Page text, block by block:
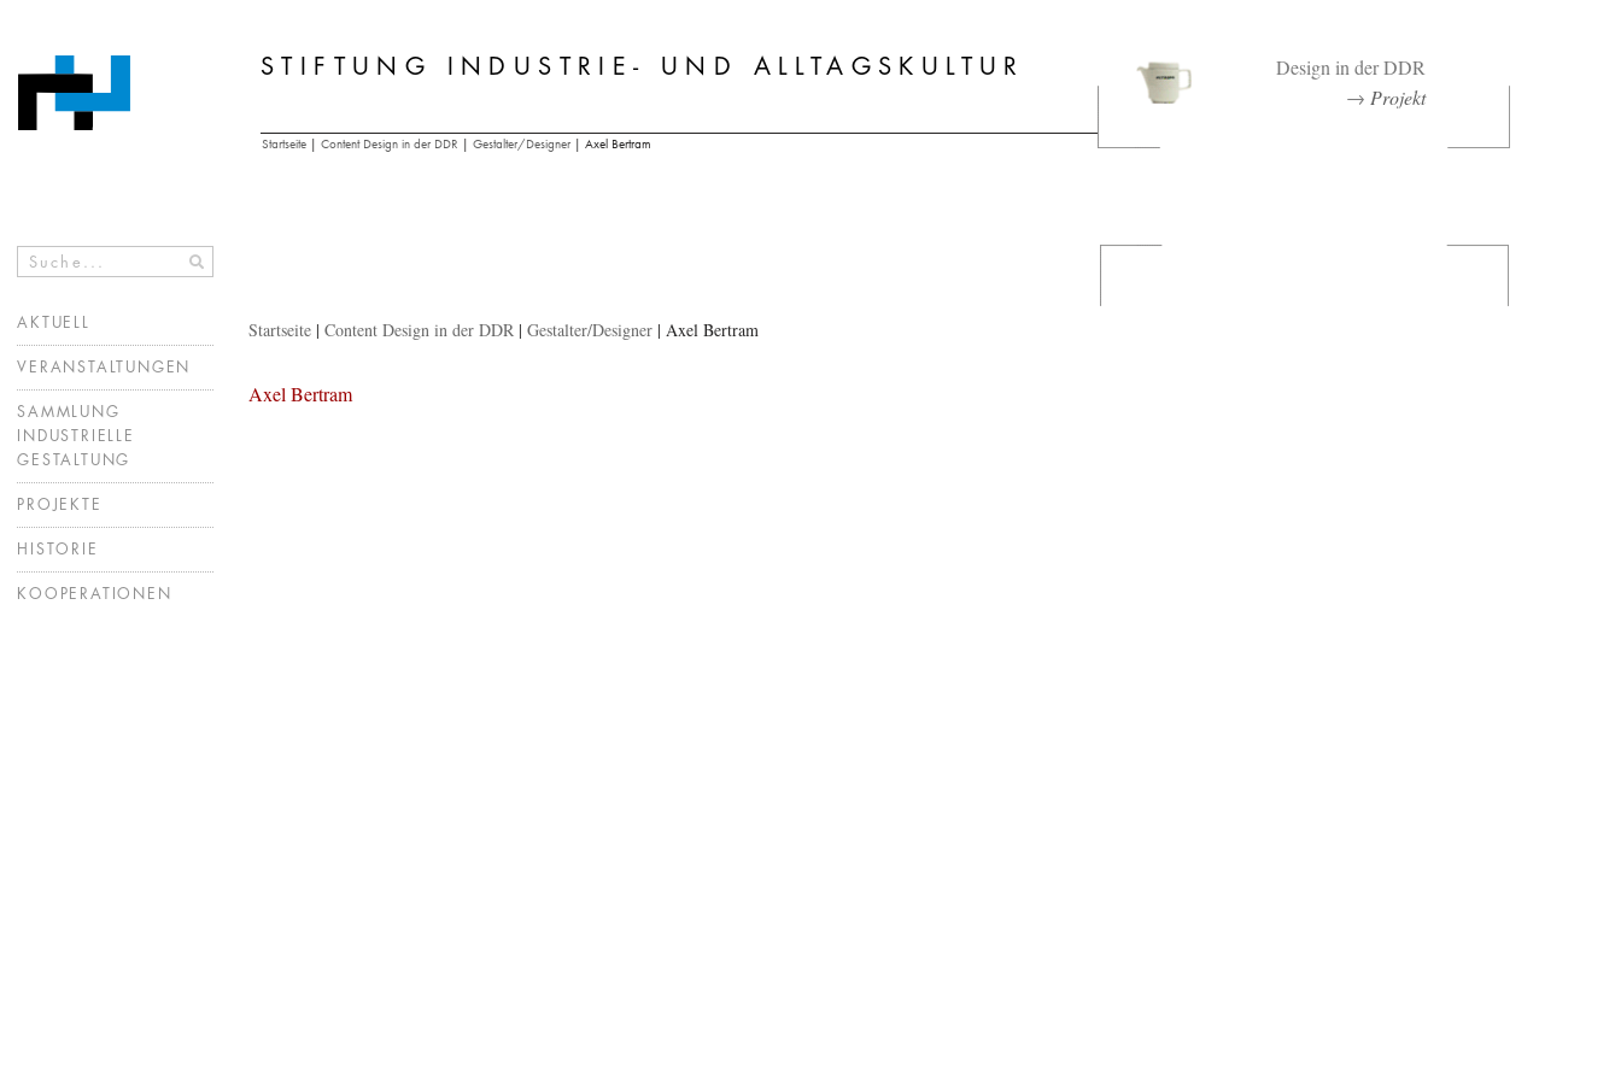
Inhalt
springen
STIFTUNG INDUSTRIE- UND ALLTAGSKULTUR
Startseite| Content Design in der DDR | Gestalter/Designer| Axel Bertram
Design in der DDR
→ Projekt
AKTUELL
VERANSTALTUNGEN
SAMMLUNG
INDUSTRIELLE
GESTALTUNG
PROJEKTE
HISTORIE
KOOPERATIONEN
Startseite |Content Design in der DDR |Gestalter/Designer |Axel Bertram
Axel Bertram